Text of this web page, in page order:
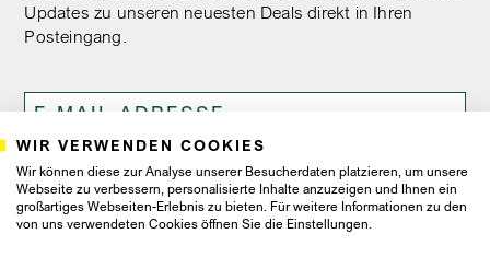
Updates zu unseren neuesten Deals direkt in Ihren
Posteingang.
Ich bin damit einverstanden, dass Proventis Partners mir
Newsletter und Marketingschreiben zusendet, und
verstehe, dass ich dieses Einverständnis jederzeit
widerrufen kann.
WIR VERWENDEN COOKIES
Wir können diese zur Analyse unserer Besucherdaten platzieren, um unsere
Webseite zu verbessern, personalisierte Inhalte anzuzeigen und Ihnen ein
großartiges Webseiten-Erlebnis zu bieten. Für weitere Informationen zu den
von uns verwendeten Cookies öffnen Sie die Einstellungen.